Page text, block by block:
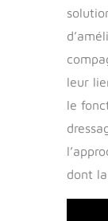
leur
le
dont